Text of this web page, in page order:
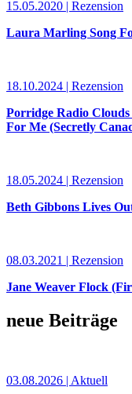
15.05.2020 | Rezension
Laura Marling Song
18.10.2024 | Rezension
Porridge Radio
For Me (Secretly
18.05.2024 | Rezension
Beth Gibbons Lives
08.03.2021 | Rezension
Jane Weaver Flock
neue Beiträge
03.08.2026 | Aktuell